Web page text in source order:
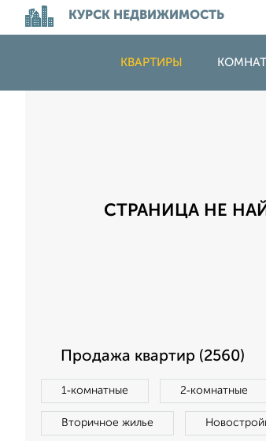
КУРСК НЕДВИЖИМОСТЬ
КВАРТИРЫ
СТРАНИЦА НЕ
Продажа квартир (2560)
1‑комнатные 2‑комнатные
Вторичное жилье